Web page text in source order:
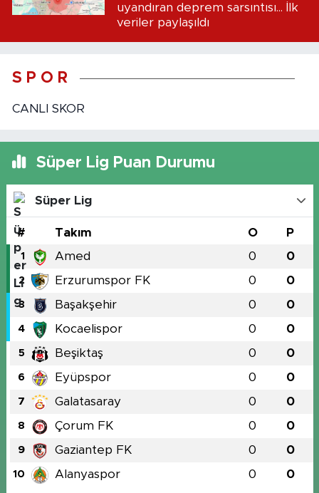
uyandıran deprem sarsıntısı... İlk
veriler paylaşıldı
S P O R
CANLI SKOR
Süper Lig Puan Durumu
Süper Lig
# Takım O P
1 Amed 0 0
2 Erzurumspor FK 0 0
3 Başakşehir 0 0
4 Kocaelispor 0 0
5 Beşiktaş 0 0
6 Eyüpspor 0 0
7 Galatasaray 0 0
8 Çorum FK 0 0
9 Gaziantep FK 0 0
10 Alanyaspor 0 0